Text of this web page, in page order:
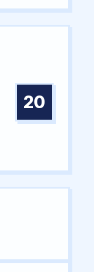
20